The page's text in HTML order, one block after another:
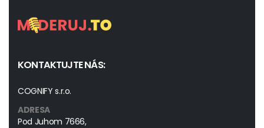
KONTAKTUJTE NÁS:
COGNIFY s.r.o.
ADRESA
Pod Juhom 7666,